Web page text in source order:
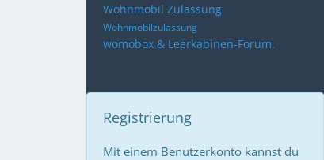
Wohnmobil Zulassung
Wohnmobilzulassung
womobox & Leerkabinen-Forum.
Registrierung
Mit einem Benutzerkonto kannst du